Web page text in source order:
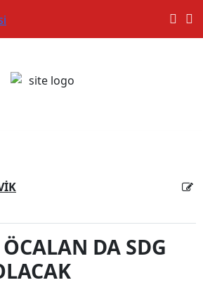
DA SDG